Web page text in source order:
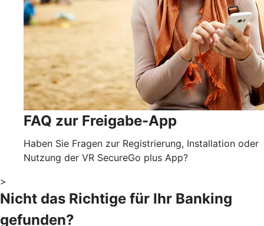
FAQ zur Freigabe-App
Haben Sie Fragen zur Registrierung, Installation oder
Nutzung der VR SecureGo plus App?
>
Nicht das Richtige für Ihr Banking
gefunden?